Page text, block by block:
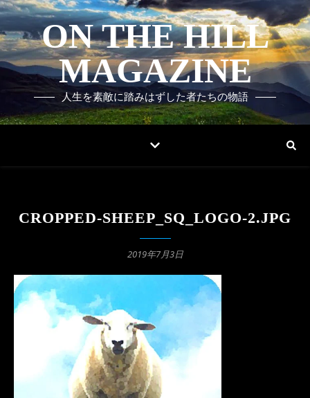
ON THE HILL
MAGAZINE
人生を素敵に踏みはずした者たちの物語
CROPPED-SHEEP_SQ_LOGO-2.JPG
2019年7月3日